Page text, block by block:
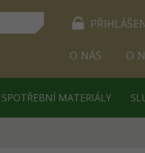
O NÁS O
SPOTŘEBNÍ MATERIÁLY